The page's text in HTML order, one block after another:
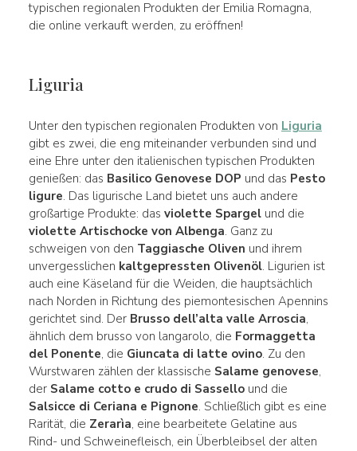
typischen regionalen Produkten der Emilia Romagna,
die online verkauft werden, zu eröffnen!
Liguria
Unter den typischen regionalen Produkten von Liguria
gibt es zwei, die eng miteinander verbunden sind und
eine Ehre unter den italienischen typischen Produkten
genießen: das Basilico Genovese DOP und das Pesto
ligure. Das ligurische Land bietet uns auch andere
großartige Produkte: das violette Spargelund die
violette Artischocke von Albenga. Ganz zu
schweigen von den Taggiasche Oliven und ihrem
unvergesslichen kaltgepressten Olivenöl. Ligurien ist
auch eine Käseland für die Weiden, die hauptsächlich
nach Norden in Richtung des piemontesischen Apennins
gerichtet sind. Der Brusso dell’alta valle Arroscia,
ähnlich dem brusso von langarolo, die Formaggetta
del Ponente, die Giuncata di latte ovino. Zu den
Wurstwaren zählen der klassische Salame genovese,
der Salame cotto e crudo di Sassellound die
Salsicce di Ceriana e Pignone. Schließlich gibt es eine
Rarität, die Zerarìa, eine bearbeitete Gelatine aus
Rind- und Schweinefleisch, ein Überbleibsel der alten